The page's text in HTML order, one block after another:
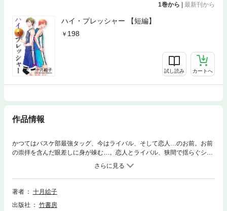
1巻から | 最新刊から
ハイ・プレッシャー 【短編】
198
試し読み カートへ
作品情報
かつてはバスケ部最強タッグ、今はライバル、そして恋人…のお前。お前
の崇拝を含んだ眼差しに身が竦む…。恋人とライバル、狭間で揺らぐシー
ソーゲーム。※本電子書籍は「麗人uno! Vol.13 The ライバル」に収録の
「ハイ・プレッシャー」と同内容です。
著者
十月絵子
出版社
竹書房